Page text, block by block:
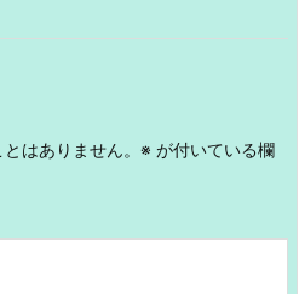
はありません。 ※ が付いている欄